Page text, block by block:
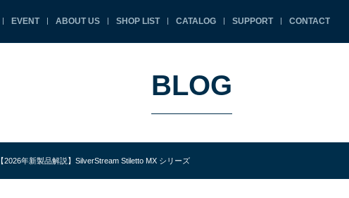
EVENT ABOUT US SHOP LIST CATALOG SUPPORT CONTACT
BLOG
【2026年新製品解説】SilverStream Stiletto MX シリーズ